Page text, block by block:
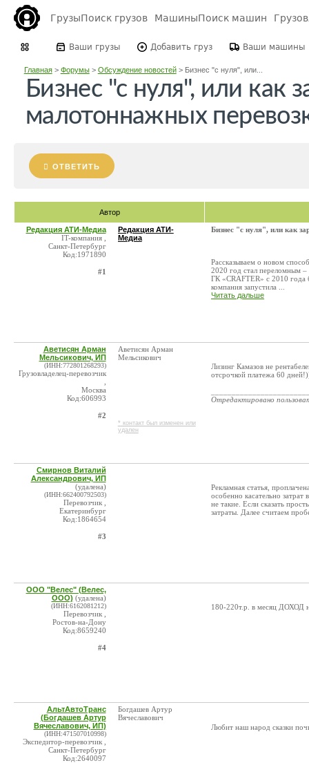
ГрузыПоиск грузов МашиныПоиск машин
Ваши грузы Добавить груз Ваши машины
Главная> Форумы> Обсуждение новостей> Бизнес "с нуля", или...
Бизнес "с нуля", или как
малотоннажных
ОТВЕТИТЬ
Автор
Редакция АТИ-Медиа
IT-компания ,
Санкт-Петербург
Код:1971890
#1
Редакция АТИ-
Медиа
Бизнес "с нуля", или как
Рассказываем о новом
2020 год стал переломным –
ГК «CRAFTER» с 2010 года
компания запустила ...
Читать дальше
Аветисян Арман
Мельсикович, ИП
(ИНН:772801268293)
Грузовладелец-перевозчик
Москва
Код:606993
#2
Аветисян Арман
Мельсикович
* контакт был изменен или
удален
Лизинг Камазов не
отсрочкой платежа 60
Отредактировано
Смирнов Виталий
Александрович, ИП
(удалена)
(ИНН:662400792503)
Перевозчик ,
Екатеринбург
Код:1864654
#3
Рекламная статья,
особенно касательно
не такие. Если сказать
затраты. Далее считаем
ООО "Велес" (Велес,
ООО) (удалена)
(ИНН:6162081212)
Перевозчик ,
Ростов-на-Дону
Код:8659240
#4
180-220т.р. в месяц ДОХОД
АльтАвтоТранс
(Богдашев Артур
Вячеславович, ИП)
(ИНН:471507010998)
Экспедитор-перевозчик ,
Санкт-Петербург
Код:2640097
Богдашев Артур
Вячеславович
Любит наш народ сказки